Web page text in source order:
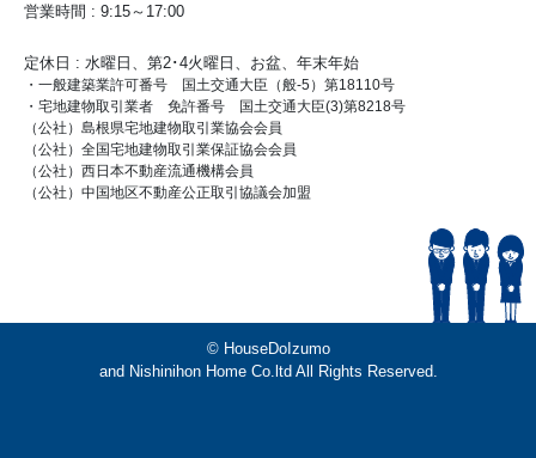
営業時間 : 9:15～17:00
定休日 : 水曜日、第2･4火曜日、お盆、年末年始
・一般建築業許可番号 国土交通大臣（般-5）第18110号
・宅地建物取引業者 免許番号 国土交通大臣(3)第8218号
（公社）島根県宅地建物取引業協会会員
（公社）全国宅地建物取引業保証協会会員
（公社）西日本不動産流通機構会員
（公社）中国地区不動産公正取引協議会加盟
© HouseDoIzumo
and Nishinihon Home Co.ltd All Rights Reserved.